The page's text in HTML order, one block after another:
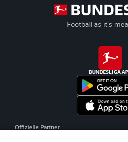
Football as it's
BUNDESLIGA
Offizielle Partner